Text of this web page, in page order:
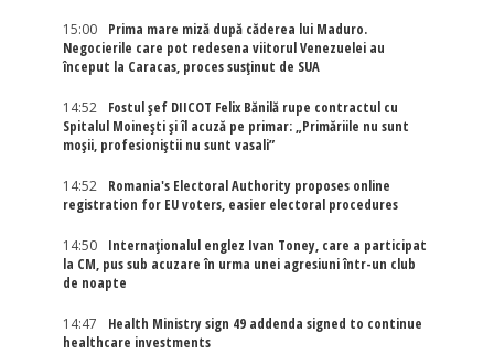
15:00
Prima mare miză după căderea lui Maduro.
Negocierile care pot redesena viitorul Venezuelei au
început la Caracas, proces susținut de SUA
14:52
Fostul șef DIICOT Felix Bănilă rupe contractul cu
Spitalul Moinești și îl acuză pe primar: „Primăriile nu sunt
moșii, profesioniștii nu sunt vasali”
14:52
Romania's Electoral Authority proposes online
registration for EU voters, easier electoral procedures
14:50
Internaţionalul englez Ivan Toney, care a participat
la CM, pus sub acuzare în urma unei agresiuni într-un club
de noapte
14:47
Health Ministry sign 49 addenda signed to continue
healthcare investments